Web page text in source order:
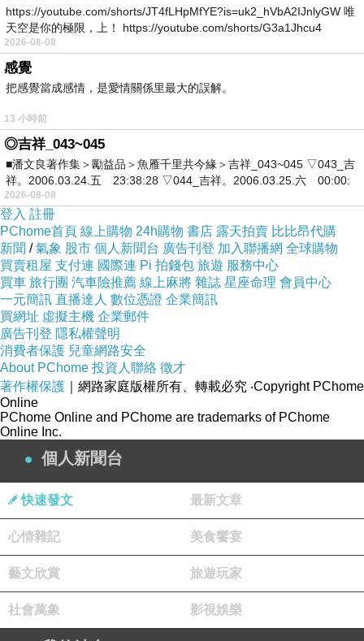
https://youtube.com/shorts/JT4fLHpMfYE?is=uk2_hVbA2IJnlyGW 唯
天空是你的極限，上！ https://youtube.com/shorts/G3a1Jhcu4
2026-08-08
感覺
把感覺當成感情，是愛情關係里最大的誤解。
13 小時前
◎吉祥_043~045
■潘文良著作集＞勵益品＞魚雁千里共今緣＞吉祥_043~045 ▽043_吉
祥。2006.03.24.五 23:38:28 ▽044_吉祥。2006.03.25.六 00:00:
2026-08-08
登入 註冊
PChome首頁 線上購物 24h購物 書店 露天拍賣 比比昂代購
新聞 /氣象 股市 個人新聞台 廣告刊登 加入聯播網 全球購物
買賣租屋 支付連 國際連 Pi 拍錢包 旅遊 服務中心
買車 旅行團 汽車險推薦 線上麻將 雜誌 星座命理 會員中心
一元簡訊 直播達人 數位憑證 企業簡訊
買網址 虛擬主機 企業郵件
廣告刊登 隱私權聲明
消費者保護 兒童網路安全
About PChome 投資人聯絡 徵才
著作權保護 ｜網路家庭版權所有、轉載必究 ‧Copyright PChome
Online
PChome Online and PChome are trademarks of PChome
Online Inc.
個人新聞台
快速發文 最新文章
心情雜記 美食饗宴
藝文欣賞 旅遊玩家
社會萬象 影視娛樂